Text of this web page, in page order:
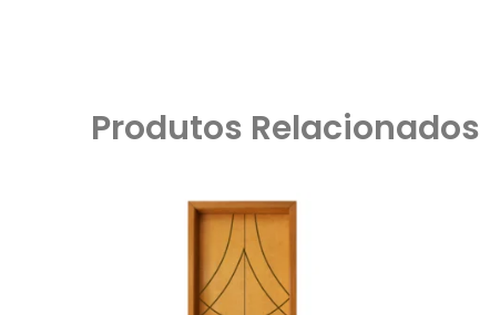
Produtos Relacionados